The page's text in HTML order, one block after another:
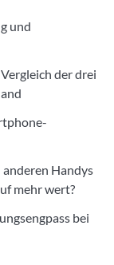
und
der drei
Handys
mehr wert?
bei